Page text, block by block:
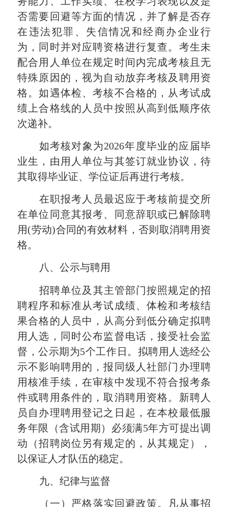
否需要回避等方面的情况，并了解是否存
在违法犯罪、失信情况和经商办企业行
为，同时并对应聘资格进行复查。考生未
配合用人单位在规定时间内完成考核且无
特殊原因的，视为自动放弃考核及聘用资
格。如遇体检、考核不合格的，从考试成
绩上合格线的人员中按照从高到低顺序依
次递补。
如考核对象为2026年度毕业的应届毕
业生，由用人单位与其签订就业协议，待
其取得毕业证、学位证后再进行考核。
在职报考人员最迟应于考核前提交所
在单位同意其报考、同意辞职或已解除聘
用(劳动)合同的有效材料，否则取消聘用资
格。
八、公示与聘用
招聘单位及其主管部门按照规定的招
聘程序和标准从考试成绩、体检和考核结
果合格的人员中，从高分到低分确定拟聘
用人选，同时公布监督电话，接受社会监
督，公示期为5个工作日。拟聘用人选经公
示不影响聘用的，报同级人社部门办理聘
用核准手续，在审核中发现不符合报考条
件或聘用条件的，取消聘用资格。新聘人
员自办理聘用登记之日起，在本校最低服
务年限（含试用期）必须满5年方可提出调
动（招聘岗位另有规定的，从其规定），
以保证人才队伍的稳定。
九、纪律与监督
（ 一 ） 严格落实回避政策。凡从事招